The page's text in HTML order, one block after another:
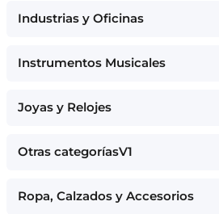
Industrias y Oficinas
Instrumentos Musicales
Joyas y Relojes
Otras categoríasV1
Ropa, Calzados y Accesorios